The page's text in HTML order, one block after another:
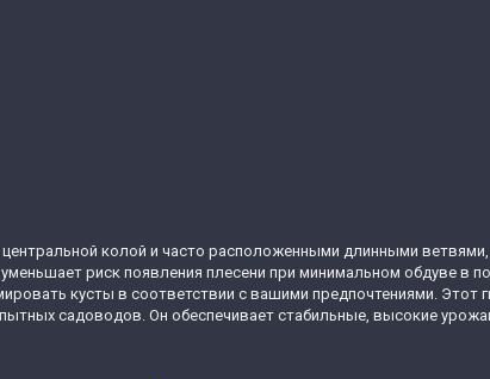
колой и часто расположенными длинными
риск появления плесени при минимальном обдуве в
кусты в соответствии с вашими предпочтениями. Этот
садоводов. Он обеспечивает стабильные, высокие